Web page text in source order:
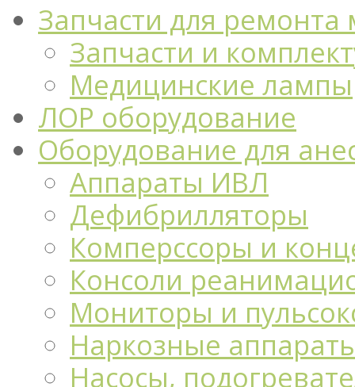
Запчасти для
Запчасти и
Медицинские лампы
ЛОР оборудование
Оборудование для
Аппараты ИВЛ
Дефибрилляторы
Комперссоры и
Консоли
Мониторы и
Наркозные
Насосы,